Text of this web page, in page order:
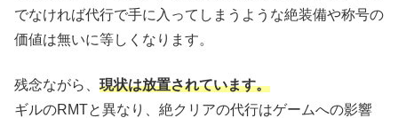
でなければ代行で手に入ってしまうような絶装備や称号の
価値は無いに等しくなります。
残念ながら、 現状は放置されています。
ギルのRMTと異なり、絶クリアの代行はゲームへの影響